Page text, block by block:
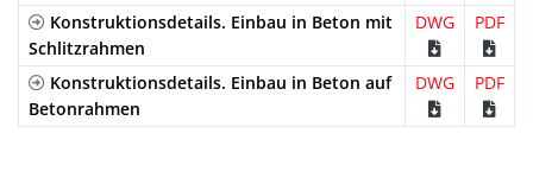
Konstruktionsdetails. Einbau in Beton mit
Schlitzrahmen
DWG PDF
Konstruktionsdetails. Einbau in Beton auf
Betonrahmen
DWG PDF